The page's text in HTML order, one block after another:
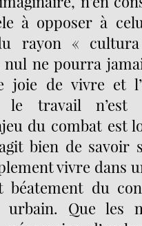
à opposer à
rayon «
ne pourra
joie de vivre et
le travail n’est
du combat est
bien de savoir
vivre dans
béatement du
Que les